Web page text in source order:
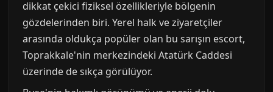
dikkat çekici fiziksel özellikleriyle bölgenin
gözdelerinden biri. Yerel halk ve ziyaretçiler
arasında oldukça popüler olan bu sarışın escort,
Toprakkale'nin merkezindeki Atatürk Caddesi
üzerinde de sıkça görülüyor.